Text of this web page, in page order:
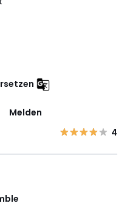
Melden
4